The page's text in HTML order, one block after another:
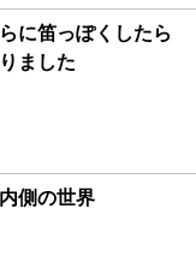
に笛っぽくしたら
ました
側の世界